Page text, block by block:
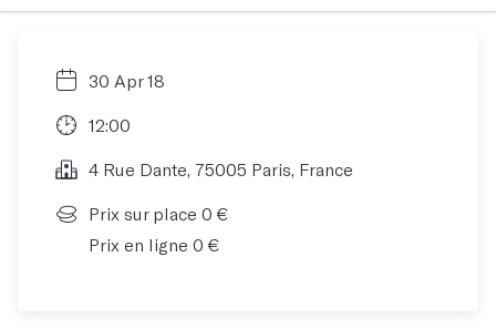
30 Apr 18
12:00
4 Rue Dante, 75005 Paris, France
Prix sur place 0 €
Prix en ligne 0 €